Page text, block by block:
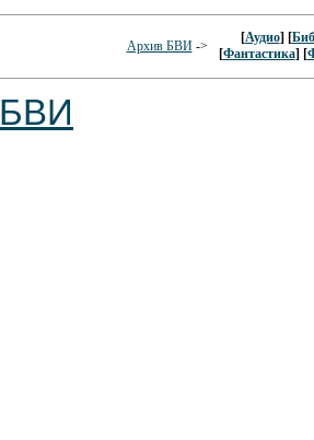
Архив БВИ->
[Аудио] [
[Фантастика] [
БВИ